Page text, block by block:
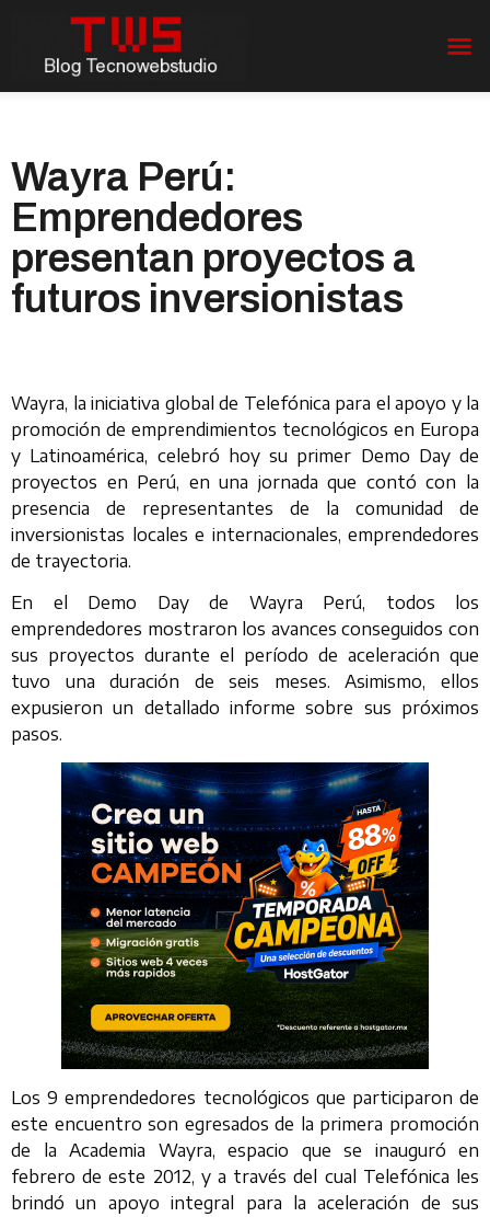
Wayra Perú:
Emprendedores
presentan proyectos a
futuros inversionistas
Wayra, la iniciativa global de Telefónica para el apoyo y la
promoción de emprendimientos tecnológicos en Europa
y Latinoamérica, celebró hoy su primer Demo Day de
proyectos en Perú, en una jornada que contó con la
presencia de representantes de la comunidad de
inversionistas locales e internacionales, emprendedores
de trayectoria.
En el Demo Day de Wayra Perú, todos los
emprendedores mostraron los avances conseguidos con
sus proyectos durante el período de aceleración que
tuvo una duración de seis meses. Asimismo, ellos
expusieron un detallado informe sobre sus próximos
pasos.
Los 9 emprendedores tecnológicos que participaron de
este encuentro son egresados de la primera promoción
de la Academia Wayra, espacio que se inauguró en
febrero de este 2012, y a través del cual Telefónica les
brindó un apoyo integral para la aceleración de sus